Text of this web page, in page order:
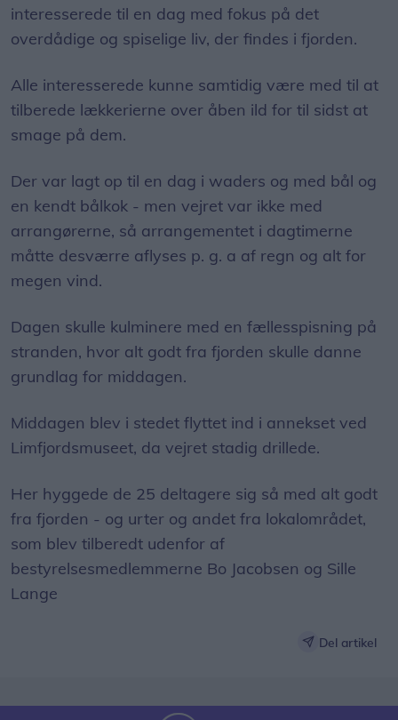
interesserede til en dag med fokus på det
overdådige og spiselige liv, der findes i fjorden.
Alle interesserede kunne samtidig være med til at
tilberede lækkerierne over åben ild for til sidst at
smage på dem.
Der var lagt op til en dag i waders og med bål og
en kendt bålkok - men vejret var ikke med
arrangørerne, så arrangementet i dagtimerne
måtte desværre aflyses p. g. a af regn og alt for
megen vind.
Dagen skulle kulminere med en fællesspisning på
stranden, hvor alt godt fra fjorden skulle danne
grundlag for middagen.
Middagen blev i stedet flyttet ind i annekset ved
Limfjordsmuseet, da vejret stadig drillede.
Her hyggede de 25 deltagere sig så med alt godt
fra fjorden - og urter og andet fra lokalområdet,
som blev tilberedt udenfor af
bestyrelsesmedlemmerne Bo Jacobsen og Sille
Lange
Del artikel